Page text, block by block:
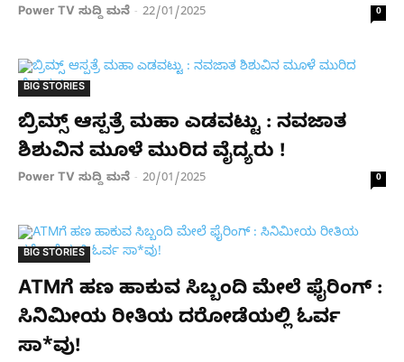
Power TV ಸುದ್ದಿ ಮನೆ - 22/01/2025 0
BIG STORIES
ಬ್ರಿಮ್ಸ್​ ಆಸ್ಪತ್ರೆ ಮಹಾ ಎಡವಟ್ಟು : ನವಜಾತ
ಶಿಶುವಿನ ಮೂಳೆ ಮುರಿದ ವೈದ್ಯರು !
Power TV ಸುದ್ದಿ ಮನೆ - 20/01/2025 0
BIG STORIES
ATMಗೆ ಹಣ ಹಾಕುವ ಸಿಬ್ಬಂದಿ ಮೇಲೆ ಫೈರಿಂಗ್‌ :
ಸಿನಿಮೀಯ ರೀತಿಯ ದರೋಡೆಯಲ್ಲಿ ಓರ್ವ
ಸಾ*ವು!